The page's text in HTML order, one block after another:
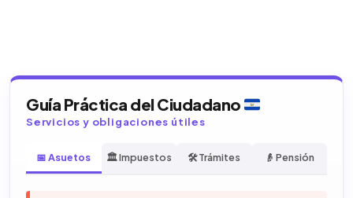
Guía Práctica del Ciudadano
Servicios y obligaciones útiles
📅 Asuetos 🏛️ Impuestos 🛠️ Trámites 👴 Pensión